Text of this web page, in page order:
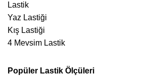
Lastik
Yaz Lastiği
Kış Lastiği
4 Mevsim Lastik
Popüler Lastik Ölçüleri